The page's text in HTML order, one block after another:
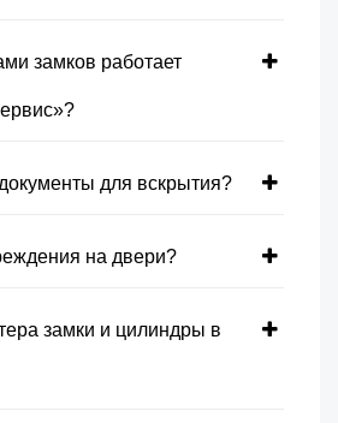
замков работает
для вскрытия?
на двери?
замки и цилиндры в